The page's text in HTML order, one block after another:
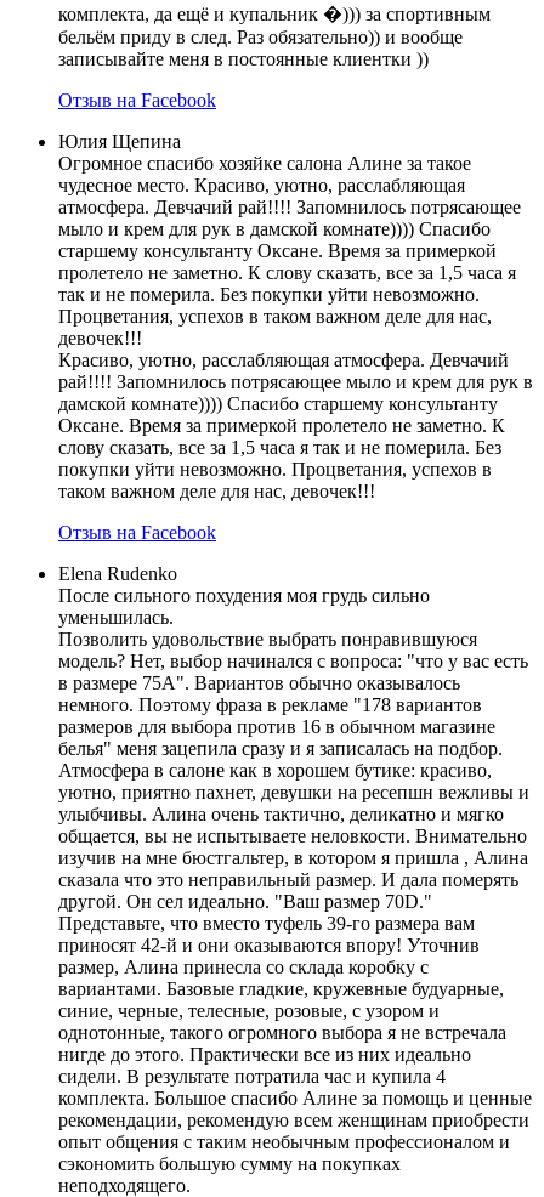
комплекта, да ещё и купальник �))) за спортивным
бельём приду в след. Раз обязательно)) и вообще
записывайте меня в постоянные клиентки ))
Отзыв на Facebook
Юлия Щепина
Огромное спасибо хозяйке салона Алине за такое
чудесное место. Красиво, уютно, расслабляющая
атмосфера. Девчачий рай!!!! Запомнилось потрясающее
мыло и крем для рук в дамской комнате)))) Спасибо
старшему консультанту Оксане. Время за примеркой
пролетело не заметно. К слову сказать, все за 1,5 часа я
так и не померила. Без покупки уйти невозможно.
Процветания, успехов в таком важном деле для нас,
девочек!!!
Красиво, уютно, расслабляющая атмосфера. Девчачий
рай!!!! Запомнилось потрясающее мыло и крем для рук в
дамской комнате)))) Спасибо старшему консультанту
Оксане. Время за примеркой пролетело не заметно. К
слову сказать, все за 1,5 часа я так и не померила. Без
покупки уйти невозможно. Процветания, успехов в
таком важном деле для нас, девочек!!!
Отзыв на Facebook
Elena Rudenko
После сильного похудения моя грудь сильно
уменьшилась.
Позволить удовольствие выбрать понравившуюся
модель? Нет, выбор начинался с вопроса: "что у вас есть
в размере 75А". Вариантов обычно оказывалось
немного. Поэтому фраза в рекламе "178 вариантов
размеров для выбора против 16 в обычном магазине
белья" меня зацепила сразу и я записалась на подбор.
Атмосфера в салоне как в хорошем бутике: красиво,
уютно, приятно пахнет, девушки на ресепшн вежливы и
улыбчивы. Алина очень тактично, деликатно и мягко
общается, вы не испытываете неловкости. Внимательно
изучив на мне бюстгальтер, в котором я пришла , Алина
сказала что это неправильный размер. И дала померять
другой. Он сел идеально. "Ваш размер 70D."
Представьте, что вместо туфель 39-го размера вам
приносят 42-й и они оказываются впору! Уточнив
размер, Алина принесла со склада коробку с
вариантами. Базовые гладкие, кружевные будуарные,
синие, черные, телесные, розовые, с узором и
однотонные, такого огромного выбора я не встречала
нигде до этого. Практически все из них идеально
сидели. В результате потратила час и купила 4
комплекта. Большое спасибо Алине за помощь и ценные
рекомендации, рекомендую всем женщинам приобрести
опыт общения с таким необычным профессионалом и
сэкономить большую сумму на покупках
неподходящего.